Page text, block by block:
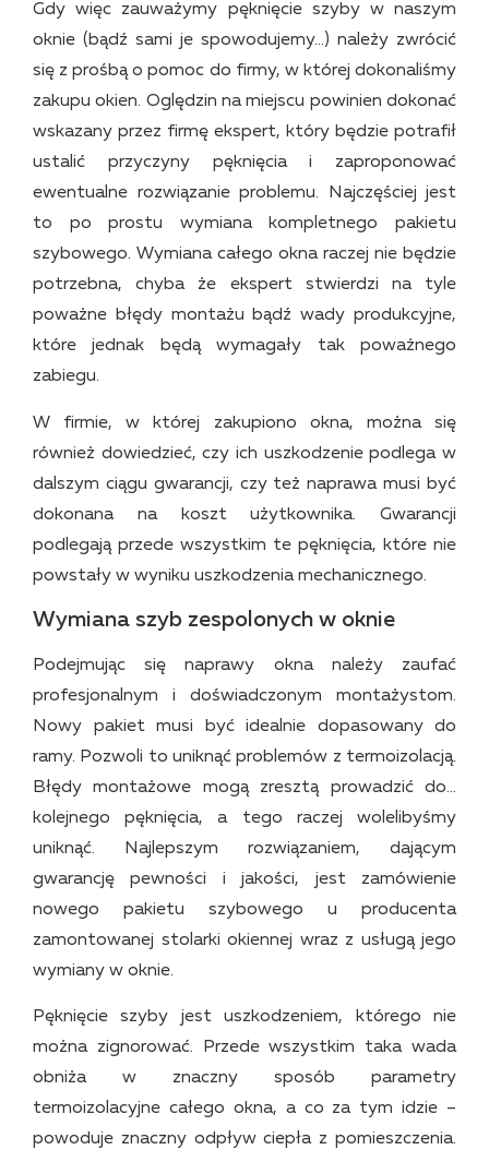
Gdy więc zauważymy pęknięcie szyby w naszym
oknie (bądź sami je spowodujemy…) należy zwrócić
się z prośbą o pomoc do firmy, w której dokonaliśmy
zakupu okien. Oględzin na miejscu powinien dokonać
wskazany przez firmę ekspert, który będzie potrafił
ustalić przyczyny pęknięcia i zaproponować
ewentualne rozwiązanie problemu. Najczęściej jest
to po prostu wymiana kompletnego pakietu
szybowego. Wymiana całego okna raczej nie będzie
potrzebna, chyba że ekspert stwierdzi na tyle
poważne błędy montażu bądź wady produkcyjne,
które jednak będą wymagały tak poważnego
zabiegu.
W firmie, w której zakupiono okna, można się
również dowiedzieć, czy ich uszkodzenie podlega w
dalszym ciągu gwarancji, czy też naprawa musi być
dokonana na koszt użytkownika. Gwarancji
podlegają przede wszystkim te pęknięcia, które nie
powstały w wyniku uszkodzenia mechanicznego.
Wymiana szyb zespolonych w oknie
Podejmując się naprawy okna należy zaufać
profesjonalnym i doświadczonym montażystom.
Nowy pakiet musi być idealnie dopasowany do
ramy. Pozwoli to uniknąć problemów z termoizolacją.
Błędy montażowe mogą zresztą prowadzić do…
kolejnego pęknięcia, a tego raczej wolelibyśmy
uniknąć. Najlepszym rozwiązaniem, dającym
gwarancję pewności i jakości, jest zamówienie
nowego pakietu szybowego u producenta
zamontowanej stolarki okiennej wraz z usługą jego
wymiany w oknie.
Pęknięcie szyby jest uszkodzeniem, którego nie
można zignorować. Przede wszystkim taka wada
obniża w znaczny sposób parametry
termoizolacyjne całego okna, a co za tym idzie –
powoduje znaczny odpływ ciepła z pomieszczenia.